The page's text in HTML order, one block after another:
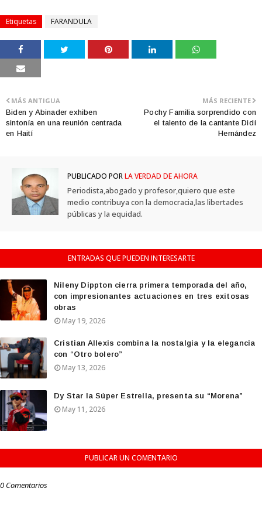
Etiquetas FARANDULA
MÁS RECIENTE
Pochy Familia sorprendido con
el talento de la cantante Didí
Hernández
MÁS ANTIGUA
Biden y Abinader exhiben
sintonía en una reunión centrada
en Haití
PUBLICADO PORLA VERDAD DE AHORA
Periodista,abogado y profesor,quiero que este
medio contribuya con la democracia,las libertades
públicas y la equidad.
ENTRADAS QUE PUEDEN INTERESARTE
Nileny Dippton cierra primera temporada del año,
con impresionantes actuaciones en tres exitosas
obras
May 19, 2026
Cristian Allexis combina la nostalgia y la elegancia
con “Otro bolero”
May 13, 2026
Dy Star la Súper Estrella, presenta su “Morena”
May 11, 2026
PUBLICAR UN COMENTARIO
0 Comentarios